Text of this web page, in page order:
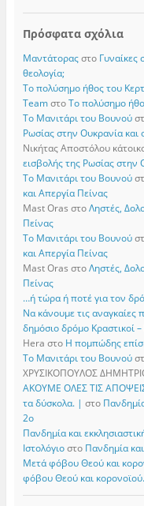
Πρόσφατα σχόλια
Μαντάτοραςστο Γυναίκες
θεολογία;
Το πολύσημο ήθος του
TeamστοΤο πολύσημο
Το Μανιτάρι του Βουνού
Ρωσίας στην Ουκρανία και
Νικήτας Αποστόλου
εισβολής της Ρωσίας στην
Το Μανιτάρι του Βουνού
και Απεργία Πείνας
Mast Oras στοΛηστές,
Πείνας
Το Μανιτάρι του Βουνού
και Απεργία Πείνας
Mast Oras στοΛηστές,
Πείνας
…ή τώρα ή ποτέ για τον
Να κάνουμε τις αναγκαίες
δημόσιο δρόμο Κραστικοί
Hera στο Η πομπώδης
Το Μανιτάρι του Βουνού
ΧΡΥΣΙΚΟΠΟΥΛΟΣ
ΑΚΟΥΜΕ ΟΛΕΣ ΤΙΣ ΑΠΟΨΕΙΣ
τα δύσκολα. | στο
2ο
Πανδημία και
Iστολόγιοστο Πανδημία
Μετά φόβου Θεού και
φόβου Θεού και